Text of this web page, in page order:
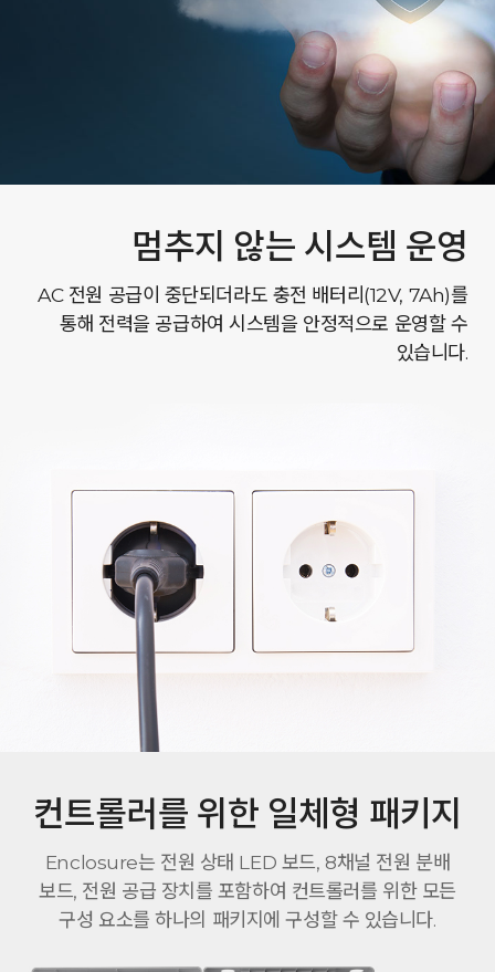
멈추지 않는 시스템 운영
AC 전원 공급이 중단되더라도 충전 배터리(12V, 7Ah)를
통해 전력을 공급하여 시스템을 안정적으로 운영할 수
있습니다.
컨트롤러를 위한 일체형 패키지
Enclosure는 전원 상태 LED 보드, 8채널 전원 분배
보드, 전원 공급 장치를 포함하여 컨트롤러를 위한 모든
구성 요소를 하나의 패키지에 구성할 수 있습니다.